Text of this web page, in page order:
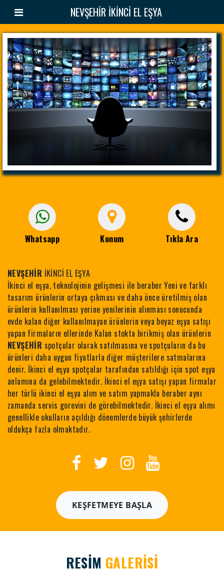
NEVŞEHİR İKİNCİ EL EŞYA
Whatsapp Konum Tıkla Ara
NEVŞEHİR İKİNCİ EL EŞYA
İkinci el eşya, teknolojinin gelişmesi ile beraber Yeni ve farklı
tasarım ürünlerin ortaya çıkması ve daha önce üretilmiş olan
ürünlerin kullanılması yerine yenilerinin alınması sonucunda
evde kalan diğer kullanılmayan ürünlerin veya beyaz eşya satışı
yapan firmaların ellerinde Kalan stokta birikmiş olan ürünlerin
NEVŞEHİR spotçular olarak satılmasına ve spotçuların da bu
ürünleri daha uygun fiyatlarla diğer müşterilere satmalarına
denir. İkinci el eşya spotçular tarafından satıldığı için spot eşya
anlamına da gelebilmektedir. İkinci el eşya satışı yapan firmalar
her türlü ikinci el eşya alım ve satım yapmakla beraber aynı
zamanda servis gorevini de görebilmektedir. İkinci el eşya alımı
genellikle okulların açıldığı dönemlerde büyük şehirlerde
oldukça fazla olmaktadır.
KEŞFETMEYE BAŞLA
RESİM GALERİSİ